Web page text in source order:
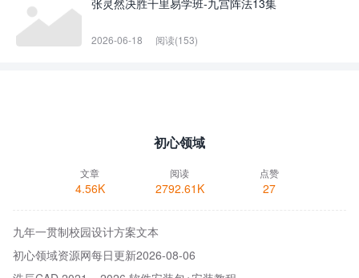
2026-06-18 阅读(153)
初心领域
文章
4.56K
阅读
2792.61K
点赞
27
九年一贯制校园设计方案文本
初心领域资源网每日更新2026-08-06